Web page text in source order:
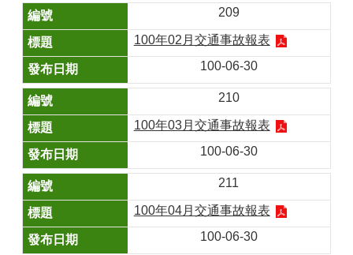
209
100年02月交通事故報表
100-06-30
210
100年03月交通事故報表
100-06-30
211
100年04月交通事故報表
100-06-30